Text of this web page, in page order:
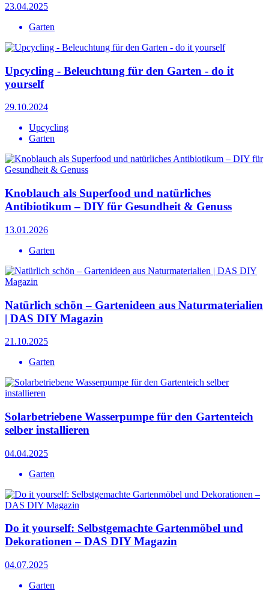
23.04.2025
Garten
Upcycling - Beleuchtung für den Garten - do it
yourself
29.10.2024
Upcycling
Garten
Knoblauch als Superfood und natürliches
Antibiotikum – DIY für Gesundheit & Genuss
13.01.2026
Garten
Natürlich schön – Gartenideen aus Naturmaterialien
| DAS DIY Magazin
21.10.2025
Garten
Solarbetriebene Wasserpumpe für den Gartenteich
selber installieren
04.04.2025
Garten
Do it yourself: Selbstgemachte Gartenmöbel und
Dekorationen – DAS DIY Magazin
04.07.2025
Garten